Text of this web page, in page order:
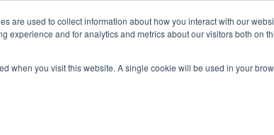
are used to collect information about how you interact with our
experience and for analytics and metrics about our visitors both on
when you visit this website. A single cookie will be used in your
Home Acerca de AmberPRO
Amber Forum